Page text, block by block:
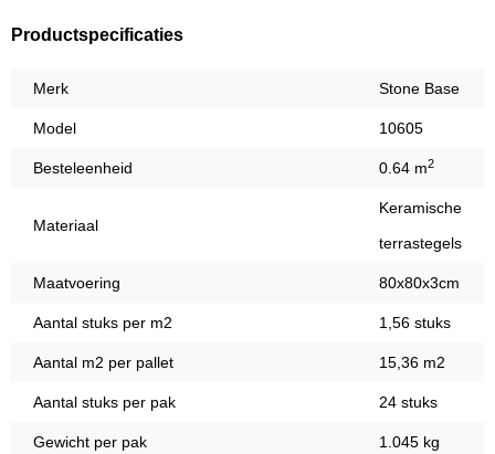
Productspecificaties
Merk Stone Base
Model 10605
Besteleenheid 0.64 m2
Materiaal
Keramische
terrastegels
Maatvoering 80x80x3cm
Aantal stuks per m2 1,56 stuks
Aantal m2 per pallet 15,36 m2
Aantal stuks per pak 24 stuks
Gewicht per pak 1.045 kg